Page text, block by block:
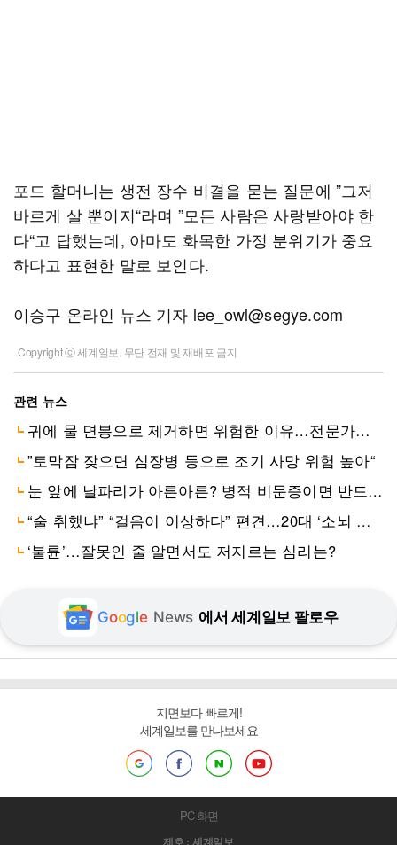
포드 할머니는 생전 장수 비결을 묻는 질문에 ”그저
바르게 살 뿐이지“라며 ”모든 사람은 사랑받아야 한
다“고 답했는데, 아마도 화목한 가정 분위기가 중요
하다고 표현한 말로 보인다.
이승구 온라인 뉴스 기자 lee_owl@segye.com
Copyright ⓒ 세계일보. 무단 전재 및 재배포 금지
관련 뉴스
귀에 물 면봉으로 제거하면 위험한 이유…전문가는 헤어드라이기 추천
”토막잠 잦으면 심장병 등으로 조기 사망 위험 높아“
눈 앞에 날파리가 아른아른? 병적 비문증이면 반드시 치료해야
“술 취했냐” “걸음이 이상하다” 편견…20대 ‘소뇌 위축증’ 환
‘불륜’…잘못인 줄 알면서도 저지르는 심리는?
Google News 에서 세계일보 팔로우
지면보다 빠르게!
세계일보를 만나보세요
PC 화면
제호 : 세계일보